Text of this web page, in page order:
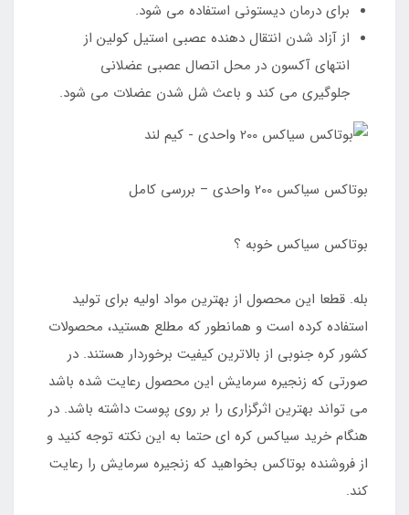
برای درمان دیستونی استفاده می شود.
از آزاد شدن انتقال دهنده عصبی استیل کولین از
انتهای آکسون در محل اتصال عصبی عضلانی
جلوگیری می کند و باعث شل شدن عضلات می شود.
بوتاکس سیاکس 200 واحدی – بررسی کامل
بوتاکس سیاکس خوبه ؟
بله. قطعا این محصول از بهترین مواد اولیه برای تولید
استفاده کرده است و همانطور که مطلع هستید، محصولات
کشور کره جنوبی از بالاترین کیفیت برخوردار هستند. در
صورتی که زنجیره سرمایش این محصول رعایت شده باشد
می تواند بهترین اثرگزاری را بر روی پوست داشته باشد. در
هنگام خرید سیاکس کره ای حتما به این نکته توجه کنید و
از فروشنده بوتاکس بخواهید که زنجیره سرمایش را رعایت
کند.